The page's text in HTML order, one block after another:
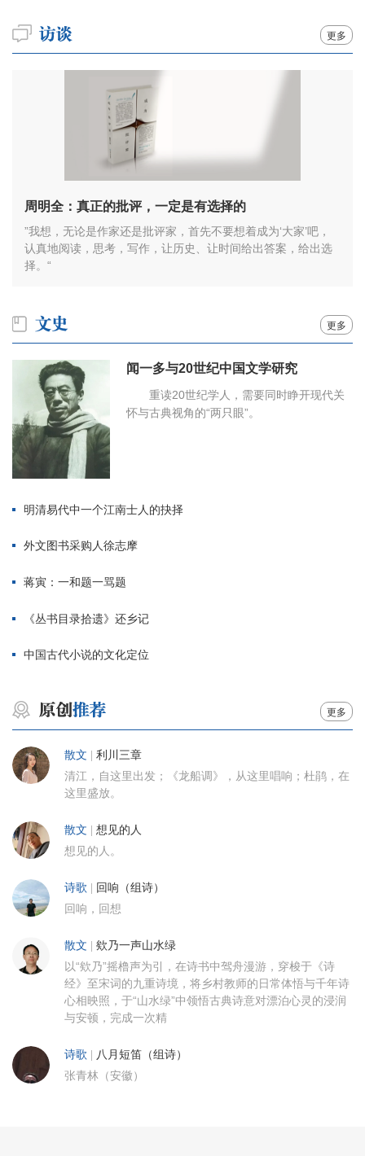
更多
周明全：真正的批评，一定是有选择的
”我想，无论是作家还是批评家，首先不要想着成为‘大家’吧，
认真地阅读，思考，写作，让历史、让时间给出答案，给出选
择。“
更多
闻一多与20世纪中国文学研究
重读20世纪学人，需要同时睁开现代关
怀与古典视角的“两只眼”。
明清易代中一个江南士人的抉择
外文图书采购人徐志摩
蒋寅：一和题一骂题
《丛书目录拾遗》还乡记
中国古代小说的文化定位
更多
散文 利川三章
清江，自这里出发；《龙船调》，从这里唱响；杜鹃，在
这里盛放。
散文 想见的人
想见的人。
诗歌 回响（组诗）
回响，回想
散文 欸乃一声山水绿
以“欸乃”摇橹声为引，在诗书中驾舟漫游，穿梭于《诗
经》至宋词的九重诗境，将乡村教师的日常体悟与千年诗
心相映照，于“山水绿”中领悟古典诗意对漂泊心灵的浸润
与安顿，完成一次精
诗歌 八月短笛（组诗）
张青林（安徽）